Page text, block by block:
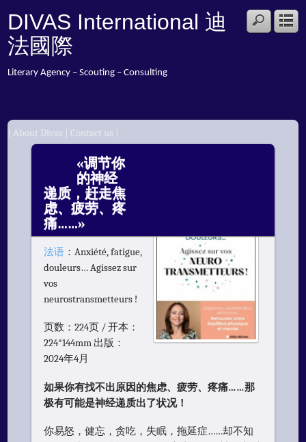
DIVAS International 迪
法國際
Literary Agency – Scouting – Consulting
| About Divas | Contact us |
«调节你
的神经
递质，赶走焦
虑、疲劳、疼
痛……»
法语 ：Anxiété, fatigue,
douleurs… Agissez sur
vos
neurostransmetteurs !
页数：224页 / 开本：
224*144mm 出版：
2024年4月
如果你有找不出原因的焦虑、疲劳、疼痛……那
极有可能是神经递质出了状况！
你易怒，健忘，贪吃，失眠，拖延症……却不知